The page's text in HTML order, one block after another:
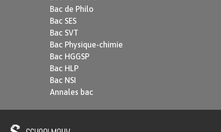
Le reflet de la condition humaine
Si les « vieilles femmes » sont un sujet
digne de la poésie, c’est qu’au-delà de
leur laideur physique, elles laissent
Bac de Philo
Bac SES
Bac SVT
Bac Physique-chimie
Bac HGGSP
Bac HLP
Bac NSI
Annales bac